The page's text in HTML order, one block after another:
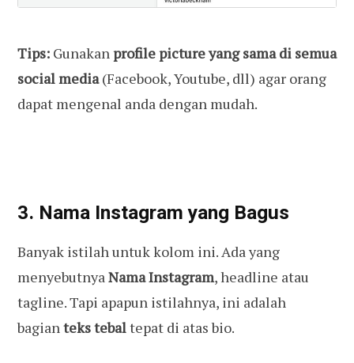
Tips: Gunakanprofile picture yang sama di semua
social media(Facebook, Youtube, dll) agar orang
dapat mengenal anda dengan mudah.
3. Nama Instagram yang Bagus
Banyak istilah untuk kolom ini. Ada yang
menyebutnyaNama Instagram, headline atau
tagline. Tapi apapun istilahnya, ini adalah
bagianteks tebaltepat di atas bio.